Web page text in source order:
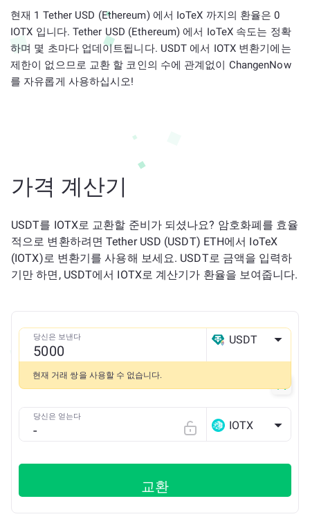
현재 1 Tether USD (Ethereum) 에서 IoTeX 까지의 환율은 0
IOTX 입니다. Tether USD (Ethereum) 에서 IoTeX 속도는 정확
하며 몇 초마다 업데이트됩니다. USDT 에서 IOTX 변환기에는
제한이 없으므로 교환 할 코인의 수에 관계없이 ChangenNow
를 자유롭게 사용하십시오!
가격 계산기
USDT를 IOTX로 교환할 준비가 되셨나요? 암호화폐를 효율
적으로 변환하려면 Tether USD (USDT) ETH에서 IoTeX
(IOTX)로 변환기를 사용해 보세요. USDT로 금액을 입력하
기만 하면, USDT에서 IOTX로 계산기가 환율을 보여줍니다.
당신은 보낸다 USDT
현재 거래 쌍을 사용할 수 없습니다.
당신은 얻는다
IOTX
교환